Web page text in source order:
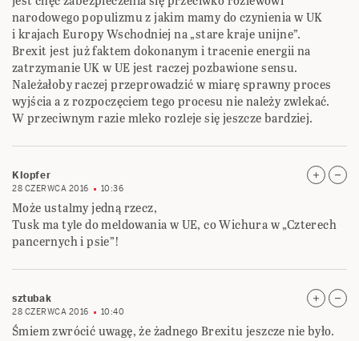
narodowego populizmu z jakim mamy do czynienia w UK
i krajach Europy Wschodniej na „stare kraje unijne”.
Brexit jest już faktem dokonanym i tracenie energii na
zatrzymanie UK w UE jest raczej pozbawione sensu.
Należałoby raczej przeprowadzić w miarę sprawny proces
wyjścia a z rozpoczęciem tego procesu nie należy zwlekać.
W przeciwnym razie mleko rozleje się jeszcze bardziej.
Klopfer
28 CZERWCA 2016 10:36
Może ustalmy jedną rzecz,
Tusk ma tyle do meldowania w UE, co Wichura w „Czterech
pancernych i psie”!
sztubak
28 CZERWCA 2016 10:40
Śmiem zwrócić uwagę, że żadnego Brexitu jeszcze nie było.